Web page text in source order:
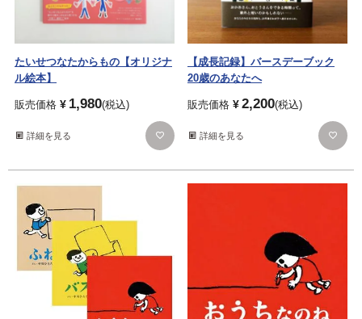
たいせつなたからもの【オリジナ
ル絵本】
販売価格 ¥ 1,980 税込
詳細を見る
【成長記録】バースデーブック
20歳のあなたへ
販売価格 ¥2,200 税込
詳細を見る